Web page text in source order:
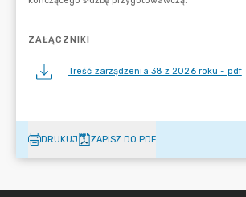
ZAŁĄCZNIKI
Treść zarządzenia 38 z 2026 roku - pdf
DRUKUJ ZAPISZ DO PDF